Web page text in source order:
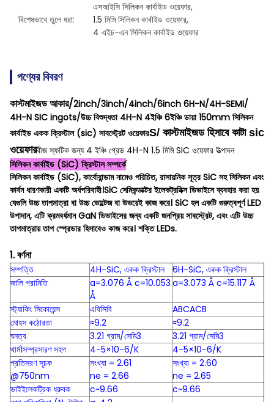
বিশেষভাবে তুলে ধরা:
এসআইসি সিলিকন কার্বাইড ওয়েফার,
1.5 মিমি সিলিকন কার্বাইড ওয়েফার,
4 এইচ-এন সিলিকন কার্বাইড ওয়েফার
পণ্যের বিবরণ
কাস্টমাইজড আকার/2inch/3inch/4inch/6inch 6H-N/4H-SEMI/
4H-N SIC ingots/উচ্চ বিশুদ্ধতা 4H-N 4ইঞ্চি 6ইঞ্চি ডায়া 150mm সিলিকন
কার্বাইড একক ক্রিস্টাল (sic) সাবস্ট্রেট ওয়েফারS/ কাস্টমাইজড হিসাবে কাটা sic
ওয়েফারবীজ স্ফটিক জন্য 4 ইঞ্চি গ্রেড 4H-N 1.5 মিমি SIC ওয়েফার উত্পাদন
সিলিকন কার্বাইড (SiC) ক্রিস্টাল সম্পর্কে
সিলিকন কার্বাইড (SiC), কার্বোরান্ডাম নামেও পরিচিত, রাসায়নিক সূত্র SiC সহ সিলিকন এবং
কার্বন ধারণকারী একটি অর্ধপরিবাহী।SiC সেমিকন্ডাক্টর ইলেকট্রনিক্স ডিভাইসে ব্যবহার করা হয়
যেগুলি উচ্চ তাপমাত্রা বা উচ্চ ভোল্টেজ বা উভয়েই কাজ করে। SiC হল একটি গুরুত্বপূর্ণ LED
উপাদান, এটি ক্রমবর্ধমান GaN ডিভাইসের জন্য একটি জনপ্রিয় সাবস্ট্রেট, এবং এটি উচ্চ
তাপমাত্রায় তাপ স্প্রেডার হিসাবেও কাজ করে। শক্তি LEDs.
1. বর্ণনা
সম্পত্তি 4H-SiC, একক ক্রিস্টাল
6H-SiC, একক ক্রিস্টাল
জালি পরামিতি
a=3.076 Å c=10.053
Å
a=3.073 Å c=15.117 Å
স্ট্যাকিং সিকোয়েন্স এবিসিবি
ABCACB
মোহস কঠোরতা
≈9.2
≈9.2
ঘনত্ব
3.21 গ্রাম/সেমি3
3.21 গ্রাম/সেমি3
থার্ম।সম্প্রসারণ সহগ
4-5×10-6/K
4-5×10-6/K
প্রতিসরণ সূচক
@750nm
সংখ্যা = 2.61
ne = 2.66
সংখ্যা = 2.60
ne = 2.65
ডাইইলেকট্রিক ধ্রুবক
c~9.66
c~9.66